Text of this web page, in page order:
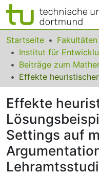
Bereiche & Sammlungen
Das gesamte
Statistiken
FAQ
Leitlinien
Zurück zur Startseite
Startseite Fakultäten
Effekte
Settings auf